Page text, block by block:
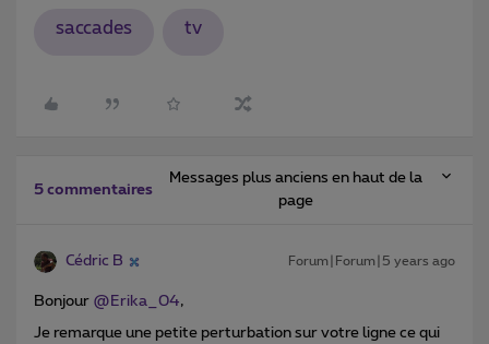
saccades tv
5 commentaires
Messages plus anciens en haut de la
page
Cédric B Forum|Forum|5 years ago
Bonjour @Erika_04,
Je remarque une petite perturbation sur votre ligne ce qui